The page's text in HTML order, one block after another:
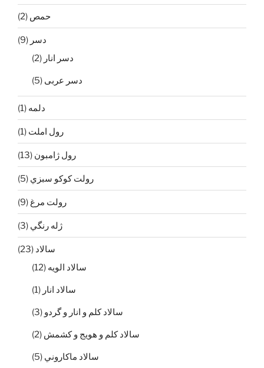
حمص (2)
دسر (9)
دسر انار (2)
دسر عربی (5)
دلمه (1)
رول املت (1)
رول ژامبون (13)
رولت كوكو سبزي (5)
رولت مرغ (9)
ژله رنگي (3)
سالاد (23)
سالاد الويه (12)
سالاد انار (1)
سالاد كلم و انار و گردو (3)
سالاد كلم و هويج و كشمش (2)
سالاد ماكاروني (5)